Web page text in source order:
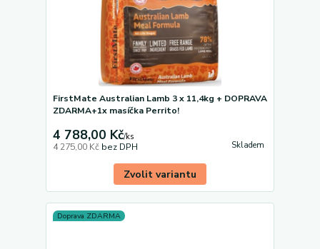
FirstMate Australian Lamb 3 x 11,4kg + DOPRAVA
ZDARMA+1x masíčka Perrito!
4 788,00 Kč/ks
4 275,00 Kč bez DPH Skladem
Zvolit variantu
Doprava ZDARMA